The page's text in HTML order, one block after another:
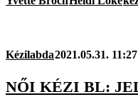
Kézilabda2021.05.31. 11:27
NŐI KÉZI BL: